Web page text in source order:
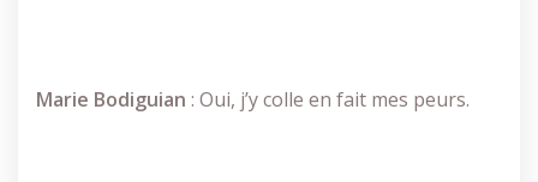
Marie Bodiguian : Oui, j’y colle en fait mes peurs.